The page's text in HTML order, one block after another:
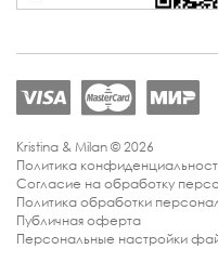
Kristina & Milan © 2026
Политика
Согласие на обработку
Политика обработки
Публичная оферта
Персональные настройки